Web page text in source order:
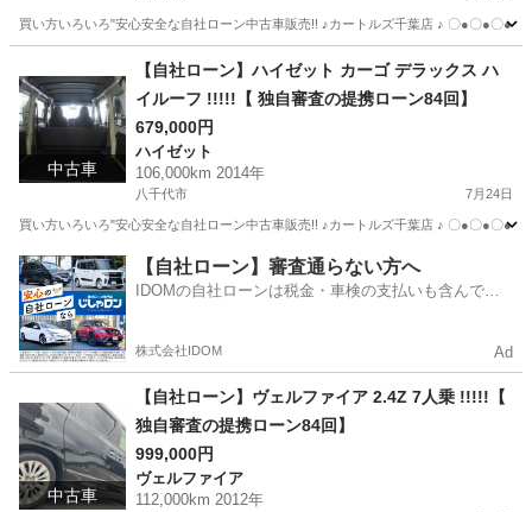
買い方いろいろ"安心安全な自社ローン中古車販売!! ♪カートルズ千葉店 ♪ 〇●〇●〇
アルト カートルズ
中古車
【自社ローン】ハイゼット カーゴ デラックス ハ
イルーフ !!!!!【 独自審査の提携ローン84回】
679,000円
ハイゼット
106,000km 2014年
八千代市 7月24日
買い方いろいろ"安心安全な自社ローン中古車販売!! ♪カートルズ千葉店 ♪ 〇●〇●〇
千葉 八千代市 ハイゼット カートルズ
【自社ローン】審査通らない方へ
IDOMの自社ローンは税金・車検の支払いも含んでい
株式会社IDOM Ad
中古車
【自社ローン】ヴェルファイア 2.4Z 7人乗 !!!!!【
独自審査の提携ローン84回】
999,000円
ヴェルファイア
112,000km 2012年